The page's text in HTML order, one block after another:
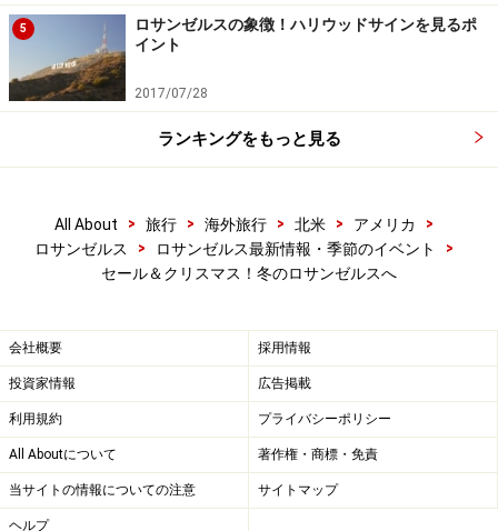
5
ロサンゼルスの象徴！ハリウッドサインを見るポ
イント
2017/07/28
ランキングをもっと見る
All About > 旅行 > 海外旅行 > 北米 > アメリカ
>
ロサンゼルス
> ロサンゼルス最新情報・季節のイベント
>
セール＆クリスマス！冬のロサンゼルスへ
会社概要 採用情報
投資家情報 広告掲載
利用規約 プライバシーポリシー
All Aboutについて 著作権・商標・免責
当サイトの情報についての注意 サイトマップ
ヘルプ